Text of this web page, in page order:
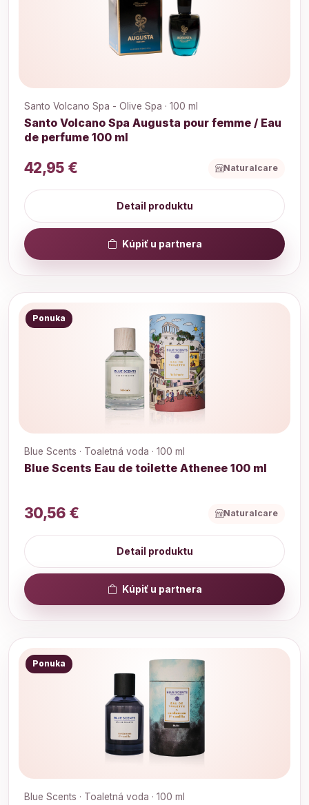
Santo Volcano Spa - Olive Spa · 100 ml
Santo Volcano Spa Augusta pour femme / Eau
de perfume 100 ml
42,95 € Naturalcare
Detail produktu
Kúpiť u partnera
Ponuka
Blue Scents · Toaletná voda · 100 ml
Blue Scents Eau de toilette Athenee 100 ml
30,56 € Naturalcare
Detail produktu
Kúpiť u partnera
Ponuka
Blue Scents · Toaletná voda · 100 ml